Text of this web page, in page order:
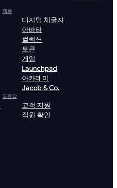
제품
디지털 채굴자
아바타
컬렉션
토큰
게임
Launchpad
아카데미
Jacob & Co.
도움말
고객 지원
직원 확인